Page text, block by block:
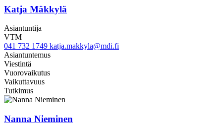
Katja Mäkkylä
Asiantuntija
VTM
041 732 1749 katja.makkyla@mdi.fi
Asiantuntemus
Viestintä
Vuorovaikutus
Vaikuttavuus
Tutkimus
Nanna Nieminen